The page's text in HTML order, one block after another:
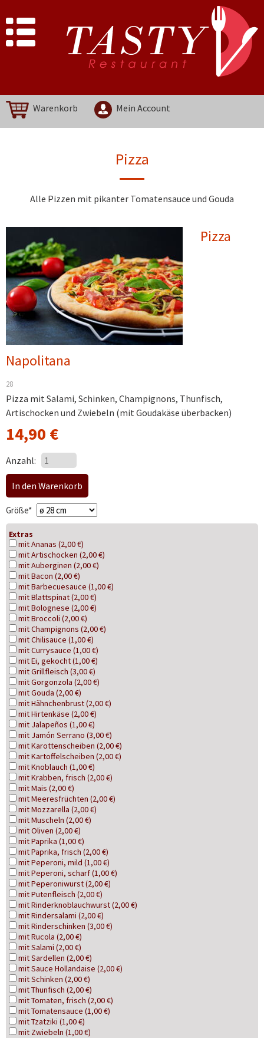
Warenkorb Mein Account
Pizza
Alle Pizzen mit pikanter Tomatensauce und Gouda
Pizza
Napolitana
28
Pizza mit Salami, Schinken, Champignons, Thunfisch,
Artischocken und Zwiebeln (mit Goudakäse überbacken)
14,90 €
Anzahl:
Pflichtfeld
Größe*
Extras
mit Ananas (2,00 €)
mit Artischocken (2,00 €)
mit Auberginen (2,00 €)
mit Bacon (2,00 €)
mit Barbecuesauce (1,00 €)
mit Blattspinat (2,00 €)
mit Bolognese (2,00 €)
mit Broccoli (2,00 €)
mit Champignons (2,00 €)
mit Chilisauce (1,00 €)
mit Currysauce (1,00 €)
mit Ei, gekocht (1,00 €)
mit Grillfleisch (3,00 €)
mit Gorgonzola (2,00 €)
mit Gouda (2,00 €)
mit Hähnchenbrust (2,00 €)
mit Hirtenkäse (2,00 €)
mit Jalapeños (1,00 €)
mit Jamón Serrano (3,00 €)
mit Karottenscheiben (2,00 €)
mit Kartoffelscheiben (2,00 €)
mit Knoblauch (1,00 €)
mit Krabben, frisch (2,00 €)
mit Mais (2,00 €)
mit Meeresfrüchten (2,00 €)
mit Mozzarella (2,00 €)
mit Muscheln (2,00 €)
mit Oliven (2,00 €)
mit Paprika (1,00 €)
mit Paprika, frisch (2,00 €)
mit Peperoni, mild (1,00 €)
mit Peperoni, scharf (1,00 €)
mit Peperoniwurst (2,00 €)
mit Putenfleisch (2,00 €)
mit Rinderknoblauchwurst (2,00 €)
mit Rindersalami (2,00 €)
mit Rinderschinken (3,00 €)
mit Rucola (2,00 €)
mit Salami (2,00 €)
mit Sardellen (2,00 €)
mit Sauce Hollandaise (2,00 €)
mit Schinken (2,00 €)
mit Thunfisch (2,00 €)
mit Tomaten, frisch (2,00 €)
mit Tomatensauce (1,00 €)
mit Tzatziki (1,00 €)
mit Zwiebeln (1,00 €)